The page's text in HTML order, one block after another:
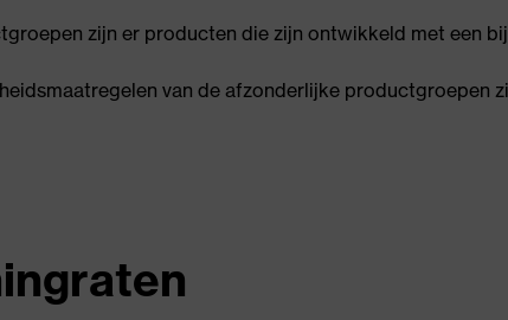
zijn er producten die zijn ontwikkeld met een
van de afzonderlijke productgroepen